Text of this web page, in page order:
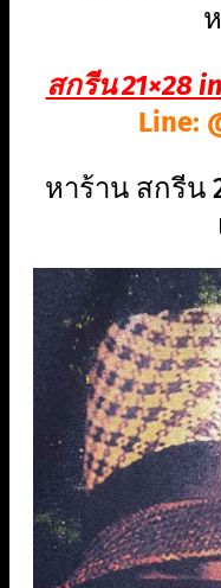
สกรีน 21×28 in
Line:
หาร้าน สกรีน